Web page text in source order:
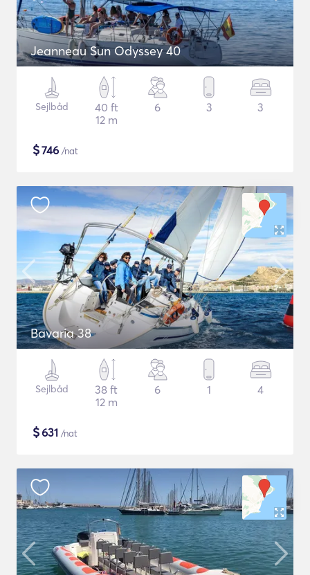
Jeanneau Sun Odyssey 40
Sejlbåd
40 ft
12 m
6 3 3
$746 /nat
Bavaria 38
Sejlbåd
38 ft
12 m
6 1 4
$631 /nat